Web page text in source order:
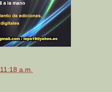
11:18 a.m.